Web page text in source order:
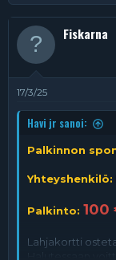
a
k
o
t
:
Fiskarna
17/3/25
Havi jr sanoi:
Palkinnon
Yhteyshenkilö:
Palkinto:
Lahjakortti
Halutessaan